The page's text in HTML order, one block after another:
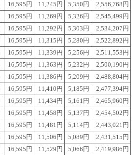
16,595円 11,245円 5,350円
2,556,768円
16,595円 11,269円 5,326円
2,545,499円
16,595円 11,292円 5,303円
2,534,207円
16,595円 11,315円 5,280円
2,522,892円
16,595円 11,339円 5,256円
2,511,553円
16,595円 11,363円 5,232円
2,500,190円
16,595円 11,386円 5,209円
2,488,804円
16,595円 11,410円 5,185円
2,477,394円
16,595円 11,434円 5,161円
2,465,960円
16,595円 11,458円 5,137円
2,454,502円
16,595円 11,481円 5,114円
2,443,021円
16,595円 11,506円 5,089円
2,431,515円
16,595円 11,529円 5,066円
2,419,986円